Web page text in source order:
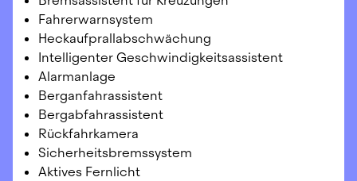
Fahrerwarnsystem
Heckaufprallabschwächung
Intelligenter Geschwindigkeitsassistent
Alarmanlage
Berganfahrassistent
Bergabfahrassistent
Rückfahrkamera
Sicherheitsbremssystem
Aktives Fernlicht